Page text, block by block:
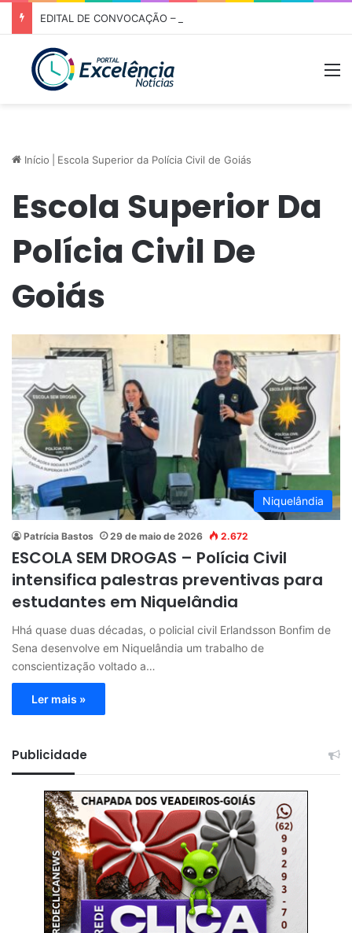
Início Escola Superior da Polícia Civil de Goiás
Escola Superior Da
Polícia Civil De
Goiás
Niquelândia
Patrícia Bastos 29 de maio de 2026 2.672
ESCOLA SEM DROGAS – Polícia Civil
intensifica palestras preventivas para
estudantes em Niquelândia
Hhá quase duas décadas, o policial civil Erlandsson Bonfim de
Sena desenvolve em Niquelândia um trabalho de
conscientização voltado a…
Ler mais »
Publicidade